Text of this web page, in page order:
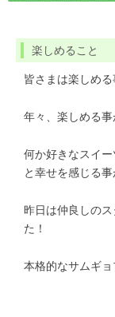
楽しめること
皆さまは楽しめ
年々、楽しめる事
何か好きなスイ
と幸せを感じる
昨日は仲良しの
た！
本格的なサムギョ